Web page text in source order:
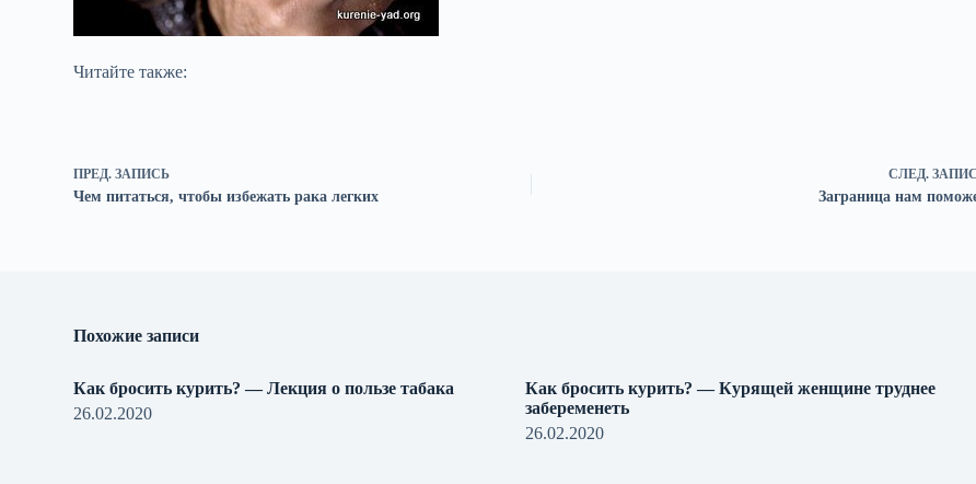
Читайте также:
ПРЕД.ЗАПИСЬ
Чем питаться, чтобы избежать рака легких
СЛЕД.
Заграница нам
Похожие записи
Как бросить курить? — Лекция о пользе табака
26.02.2020
Как бросить курить? — Курящей женщине труднее
забеременеть
26.02.2020